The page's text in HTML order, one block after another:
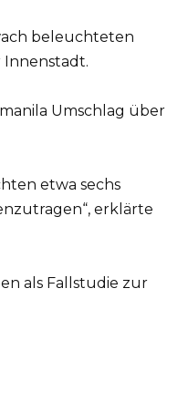
beleuchteten
Innenstadt.
Umschlag über
etwa sechs
erklärte
als Fallstudie zur